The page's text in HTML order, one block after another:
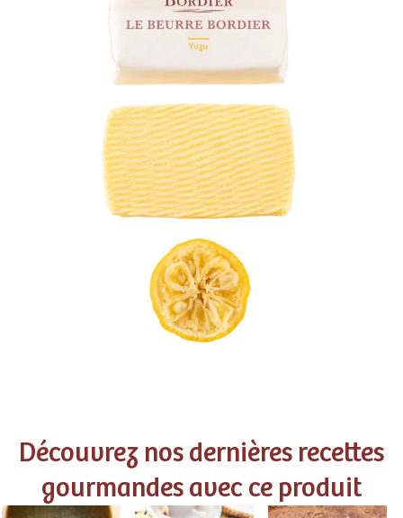
Découvrez nos dernières recettes
gourmandes avec ce produit